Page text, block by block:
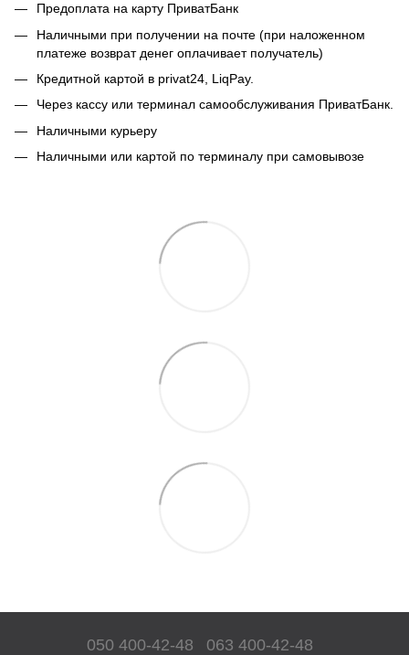
Предоплата на карту ПриватБанк
Наличными при получении на почте (при наложенном
платеже возврат денег оплачивает получатель)
Кредитной картой в privat24, LiqPay.
Через кассу или терминал самообслуживания ПриватБанк.
Наличными курьеру
Наличными или картой по терминалу при самовывозе
050 400-42-48 063 400-42-48